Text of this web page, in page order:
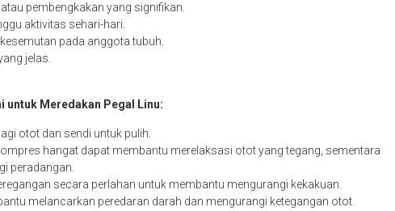
pembengkakan yang signifikan.
aktivitas sehari-hari.
pada anggota tubuh.
jelas.
untuk Meredakan Pegal Linu:
otot dan sendi untuk pulih.
hangat dapat membantu merelaksasi otot yang tegang, sementara
peradangan.
secara perlahan untuk membantu mengurangi kekakuan.
melancarkan peredaran darah dan mengurangi ketegangan otot.